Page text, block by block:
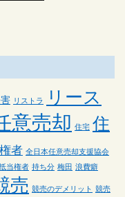
リストラ
リース
意売却 住宅 住
者 全日本任意売却支援協会
当権者 持ち分 梅田 浪費癖
売 競売のデメリット 競売